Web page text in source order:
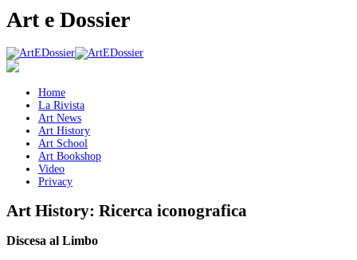
Art e Dossier
Home
La Rivista
Art News
Art History
Art School
Art Bookshop
Video
Privacy
Art History: Ricerca iconografica
Discesa al Limbo